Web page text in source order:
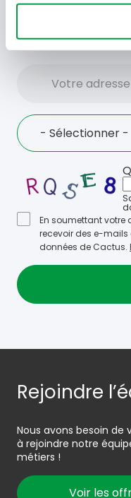
Offres, recettes,
avant-première !
réception !
adresse
Language
- Sélectionner -
En soumettant votre
recevoir des e-
données de Cactus.
Rejoindre
Nous avons besoin de
à rejoindre notre
métiers !
Voir les